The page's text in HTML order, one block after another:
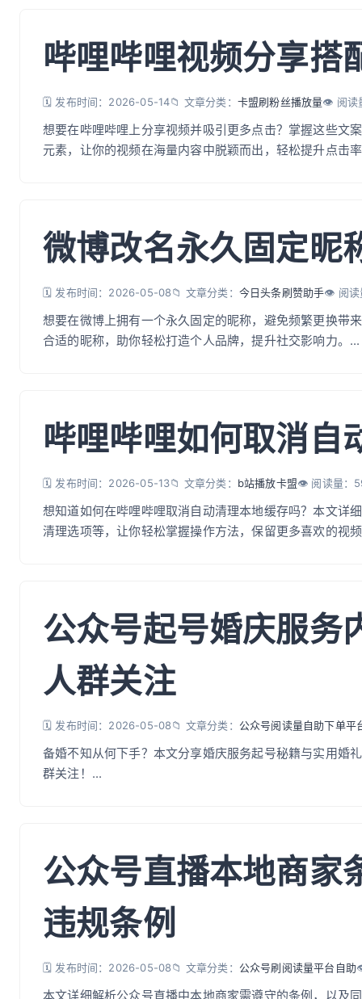
哔哩哔哩视频分享搭
🗓️ 发布时间：2026-05-14📁 文章分类： 卡盟刷粉丝播放量👁️ 阅读
想要在哔哩哔哩上分享视频并吸引更多点击？掌握这些文
元素，让你的视频在海量内容中脱颖而出，轻松提升点击
微博改名永久固定昵
🗓️ 发布时间：2026-05-08📁 文章分类： 今日头条刷赞助手👁️ 阅读
想要在微博上拥有一个永久固定的昵称，避免频繁更换带
合适的昵称，助你轻松打造个人品牌，提升社交影响力。...
哔哩哔哩如何取消自
🗓️ 发布时间：2026-05-13📁 文章分类： b站播放卡盟👁️ 阅读量：
想知道如何在哔哩哔哩取消自动清理本地缓存吗？本文详
清理选项等，让你轻松掌握操作方法，保留更多喜欢的视
公众号起号婚庆服务
人群关注
🗓️ 发布时间：2026-05-08📁 文章分类： 公众号阅读量自助下单平
备婚不知从何下手？本文分享婚庆服务起号秘籍与实用婚
群关注！...
公众号直播本地商家
违规条例
🗓️ 发布时间：2026-05-08📁 文章分类： 公众号刷阅读量平台自助
本文详细解析公众号直播中本地商家需遵守的条例，以及